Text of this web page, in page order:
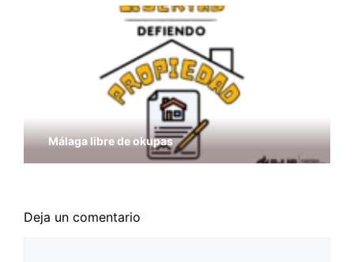
Málaga libre de okupas
Deja un comentario